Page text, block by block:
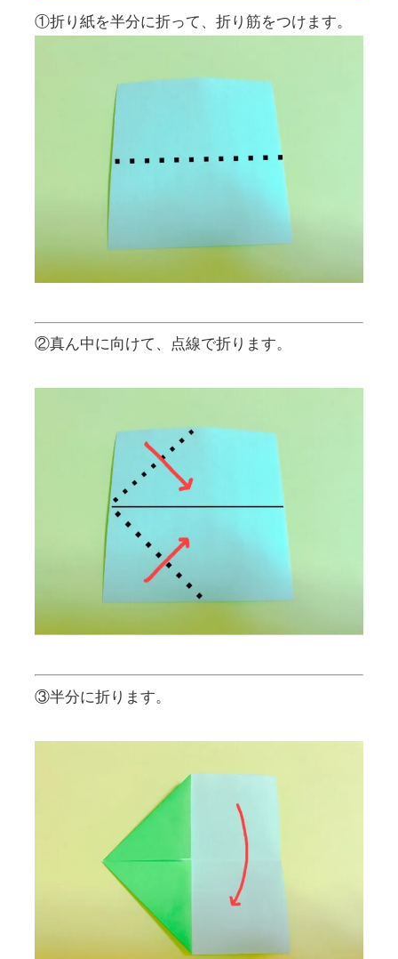
①折り紙を半分に折って、折り筋をつけます。
②真ん中に向けて、点線で折ります。
③半分に折ります。